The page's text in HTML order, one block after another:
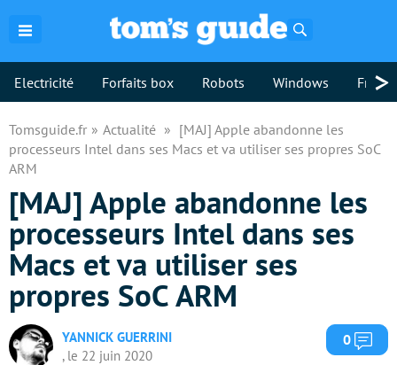
Electricité Forfaits box Robots Windows >
Tomsguide.fr Actualité
[MAJ] Apple abandonne les
processeurs Intel dans ses Macs et va utiliser ses propres SoC
ARM
[MAJ] Apple abandonne les
processeurs Intel dans ses
Macs et va utiliser ses
propres SoC ARM
YANNICK GUERRINI
, le 22 juin 2020
0